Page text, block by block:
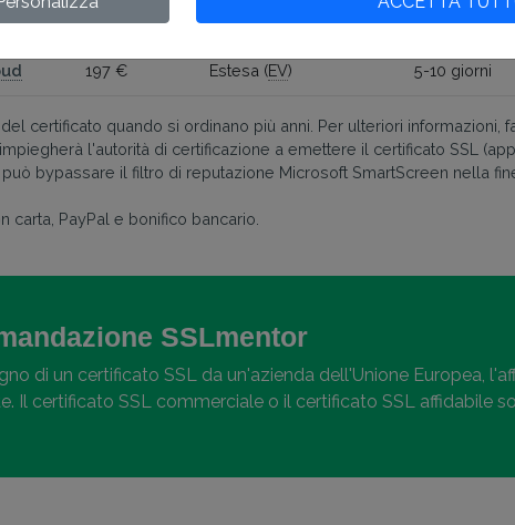
99 € Organizzazione (OV) 3-5 giorni
197 € Estesa (EV) 5-10 giorni
certificato quando si ordinano più anni. Per ulteriori informazioni,
l'autorità di certificazione a emettere il certificato SSL
bypassare il filtro di reputazione Microsoft SmartScreen nella
carta, PayPal e bonifico bancario.
SSLmentor
di un certificato SSL da un'azienda dell'Unione Europea,
Il certificato SSL commerciale o il certificato SSL affidabile